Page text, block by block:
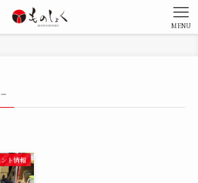
MENU
ト情報